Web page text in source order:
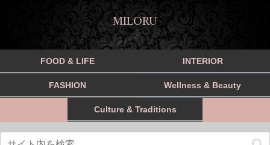
MILORU
FOOD & LIFE INTERIOR
FASHION Wellness & Beauty
Culture & Traditions